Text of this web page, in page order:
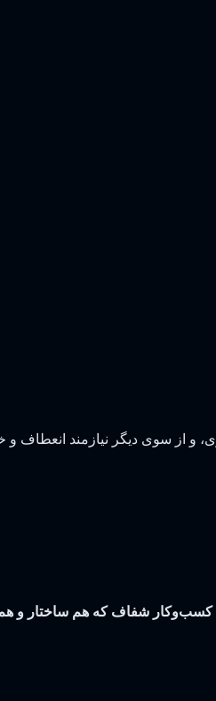
و از سوی دیگر نیازمند انعطاف و
کسب‌وکار شفاف که هم ساختار و هم